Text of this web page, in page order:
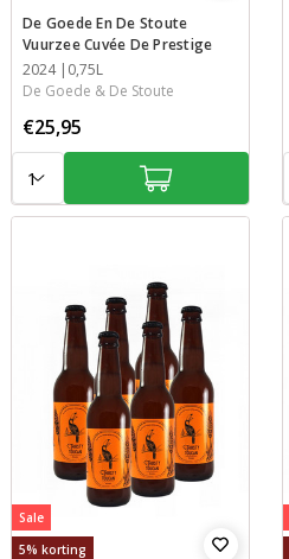
De Goede En De Stoute
Vuurzee Cuvée De Prestige
Jaar
2024
Inhoud0,75L
De Goede & De Stoute
€25,95
Sale
5% korting